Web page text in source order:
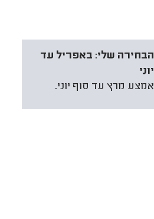
הבחירה שלי: באפריל עד
יוני
אמצע מרץ עד סוף יוני.